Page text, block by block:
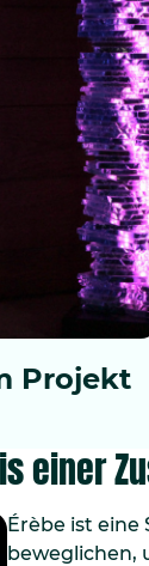
Projekt
einer
Érèbe ist eine
beweglichen,